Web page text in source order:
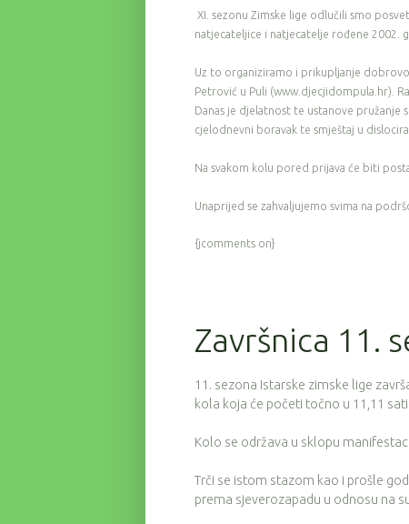
XI. sezonu Zimske lige odlučili smo
natjecateljice i natjecatelje rođene 2002.
Uz to organiziramo i prikupljanje
Petrović u Puli (www.djecjidompula.hr).
Danas je djelatnost te ustanove
cjelodnevni boravak te smještaj u
Na svakom kolu pored prijava će biti
Unaprijed se zahvaljujemo svima na
{jcomments on}
Završnica 11.
11. sezona Istarske zimske lige
kola koja će početi točno u 11,11 sati.
Kolo se održava u sklopu
Trči se istom stazom kao i prošle
prema sjeverozapadu u odnosu na